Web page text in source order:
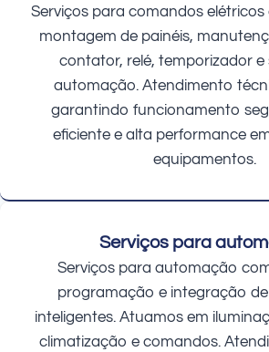
Serviços para comandos
montagem de painéis,
contator, relé, temporizador e
automação. Atendimento
garantindo funcionamento
eficiente e alta performance
equipamentos.
Serviços para
Serviços para automação
programação e integração
inteligentes. Atuamos em
climatização e comandos.